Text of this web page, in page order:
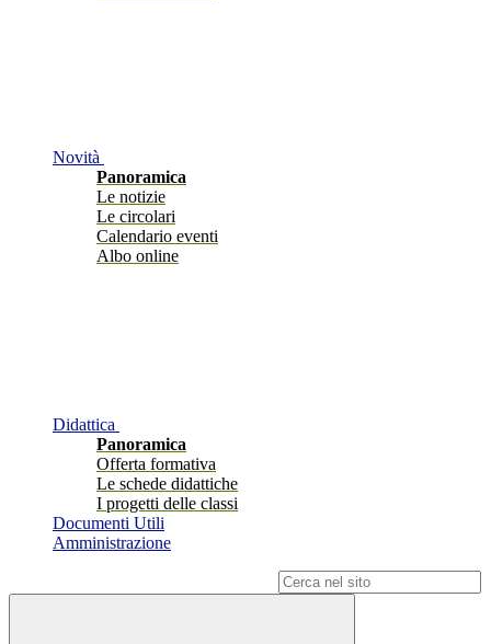
Novità
Panoramica
Le notizie
Le circolari
Calendario eventi
Albo online
Didattica
Panoramica
Offerta formativa
Le schede didattiche
I progetti delle classi
Documenti Utili
Amministrazione